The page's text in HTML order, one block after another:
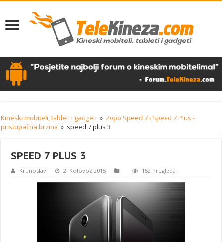
Kineski mobiteli, tableti i gadgeti » Zopo Speed 7 i Speed 7 Plus -
pristupačna brzina » speed 7 plus 3
SPEED 7 PLUS 3
Krunoslav 2. Kolovoz 2015 152 Pregleda